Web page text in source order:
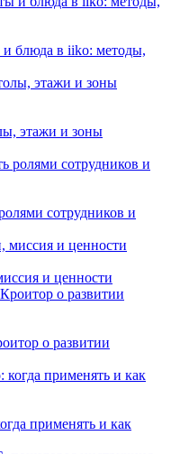
и блюда в iiko: методы,
этажи и зоны
сотрудников и
и ценности
о развитии
применять и как